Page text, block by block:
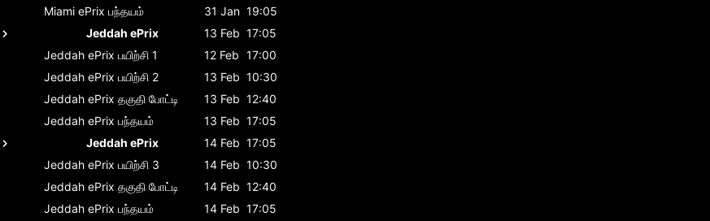
Miami ePrix பந்தயம் 31 Jan 19:05
Jeddah ePrix
13 Feb 17:05
Jeddah ePrix பயிற்சி 1 12 Feb 17:00
Jeddah ePrix பயிற்சி 2 13 Feb 10:30
Jeddah ePrix தகுதி போட்டி 13 Feb 12:40
Jeddah ePrix பந்தயம் 13 Feb 17:05
Jeddah ePrix
14 Feb 17:05
Jeddah ePrix பயிற்சி 3 14 Feb 10:30
Jeddah ePrix தகுதி போட்டி 14 Feb 12:40
Jeddah ePrix பந்தயம் 14 Feb 17:05